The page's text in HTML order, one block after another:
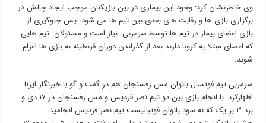
وی خاطرنشان کرد: وجود این بیماری در بین بازیکنان موجب ایجاد چالش در
برگزاری بازی ها و رقابت های بعدی بین تیم ها می شود، پس جلوگیری از
بازی اعضای بیمار در تیم ها توسط سرمربی، نیاز است و مسئولان ِ تیم هایی
که اعضای مبتلا به کرونا دارند بعد از گذراندن دوران قرنطینه به بازی ها اعزام
شوند.
سرمربی تیم فوتسال بانوان مس رفسنجان هم در گفت و گو با خبرنگار ایرنا
اظهارکرد: با انجام بازی بین دو تیم نصر فردیس و مس رفسنجان در ۱۷ دی و
برد ۳ بر یک که به سود بانوان فوتبالیست تیم نصر فردیس انجامید،